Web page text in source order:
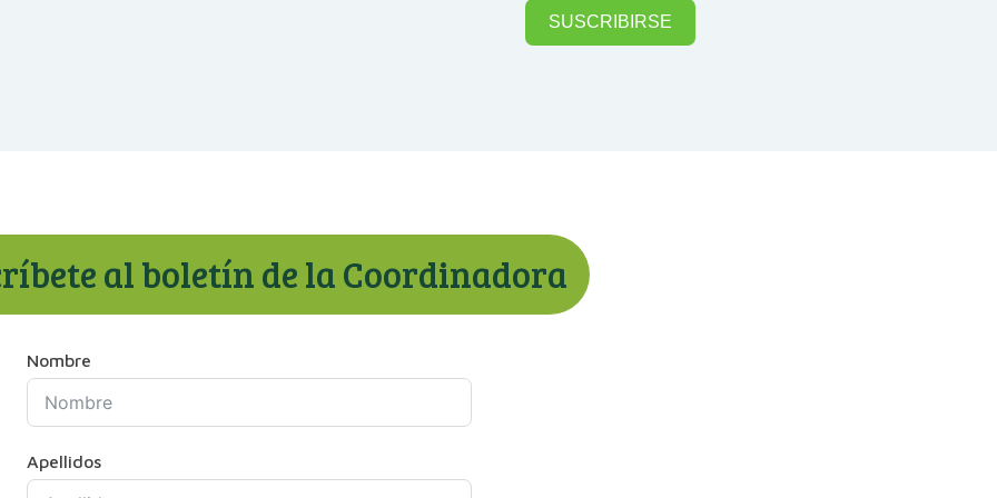
SUSCRIBIRSE
al boletín de la Coordinadora
Nombre
Apellidos